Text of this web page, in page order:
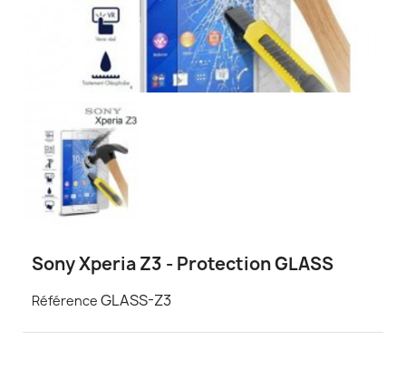
Sony Xperia Z3 - Protection GLASS
Référence GLASS-Z3